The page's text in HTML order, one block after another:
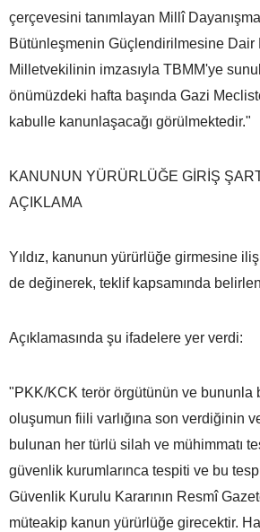
çerçevesini tanımlayan Millî
Bütünleşmenin Güçlendirilmesine Dair
Milletvekilinin imzasıyla TBMM'ye
önümüzdeki hafta başında Gazi
kabulle kanunlaşacağı görülmektedir."
KANUNUN YÜRÜRLÜĞE GİRİŞ
AÇIKLAMA
Yıldız, kanunun yürürlüğe girmesine
de değinerek, teklif kapsamında
Açıklamasında şu ifadelere yer verdi:
"PKK/KCK terör örgütünün ve bununla
oluşumun fiili varlığına son verdiğinin
bulunan her türlü silah ve mühimmatı
güvenlik kurumlarınca tespiti ve bu
Güvenlik Kurulu Kararının Resmî
müteakip kanun yürürlüğe girecektir.